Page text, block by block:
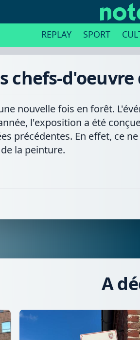
REPLAY SPORT
chefs-
nouvelle fois en forêt.
l'exposition a été
précédentes. En effet, ce
la peinture.
A